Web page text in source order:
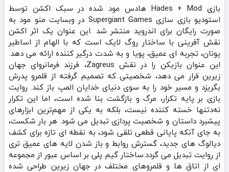
بازی Hades + Mod هادس مود شده در سبک اکشن توسط
استودیو بازی سازی Supergiant Games در وبسایت منو مود به
صورت رایگان برای اندروید منتشر شد .این عنوان یک اثر اکشن
نقش‌ آفرینی با ساختار روگ‌ لایک است که با الهام از اساطیر
یونان، تجربه‌ ای عمیق، پویا و به‌ شدت درگیر کننده ارائه می‌ دهد.
این عنوان بازیکن را در نقش Zagreus، فرزند فرمانروای جهان
زیرین قرار می‌ دهد، شخصیتی که تصمیم گرفته از قلمرو پدرش
بگریزد و مسیر خود را به سوی دنیای خدایان المپ باز کند. روایت
بازی بر پایه تکرار، مرگ و بازگشت بنا شده است، اما این تکرار
نه‌دتنها خسته‌ کننده نیست، بلکه به یکی از مهم‌ترین ابزارهای
پیشبرد داستان و شخصیت‌ پردازی تبدیل می‌ شود. هر بار شکست،
به‌ جای آنکه پایانی قطعی تلقی شود، به نقطه‌ ای تازه برای کشف
دیالوگ‌ های جدید، گسترش روابط و باز شدن لایه‌ های عمیق‌ تری
از روایت تبدیل می‌ گردد.ساختار گیم‌ پلی بر اساس عبور از مجموعه‌
ای از اتاق‌ ها و قلمروهای مختلف در جهان زیرین طراحی شده